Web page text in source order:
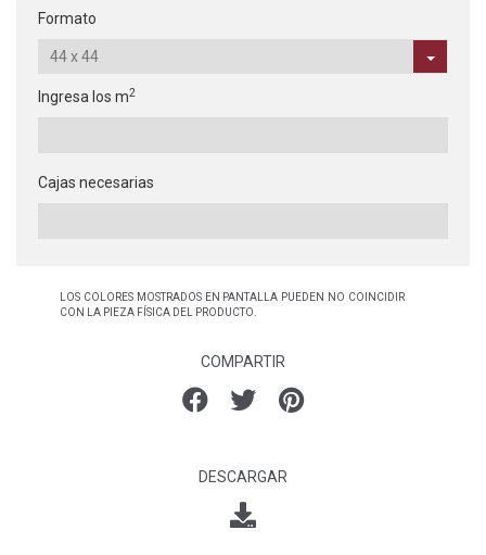
Formato
Ingresa los m2
Cajas necesarias
LOS COLORES MOSTRADOS EN PANTALLA PUEDEN NO COINCIDIR
CON LA PIEZA FÍSICA DEL PRODUCTO.
COMPARTIR
DESCARGAR